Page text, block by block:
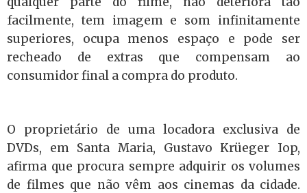
facilmente, tem imagem e som infinitamente
superiores, ocupa menos espaço e pode ser
recheado de extras que compensam ao
consumidor final a compra do produto.
O proprietário de uma locadora exclusiva de
DVDs, em Santa Maria, Gustavo Krüeger Iop,
afirma que procura sempre adquirir os volumes
de filmes que não vêm aos cinemas da cidade.